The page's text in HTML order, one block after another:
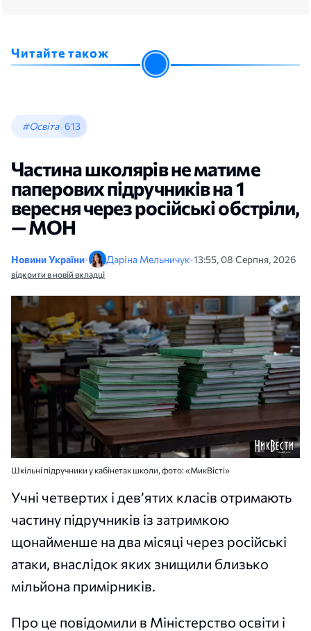
Читайте також
#Освіта 613
Частина школярів не матиме
паперових підручників на 1
вересня через російські обстріли,
— МОН
Новини України• Даріна Мельничук•13:55, 08 Серпня, 2026
відкрити в новій вкладці
Шкільні підручники у кабінетах школи, фото: «МикВісті»
Учні четвертих і дев’ятих класів отримають
частину підручників із затримкою
щонайменше на два місяці через російські
атаки, внаслідок яких знищили близько
мільйона примірників.
Про це повідомили в Міністерство освіти і